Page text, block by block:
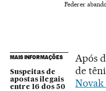
Federer
MAIS INFORMAÇÕES
Suspeitas de
apostas ilegais
entre 16 dos 50
Após
de